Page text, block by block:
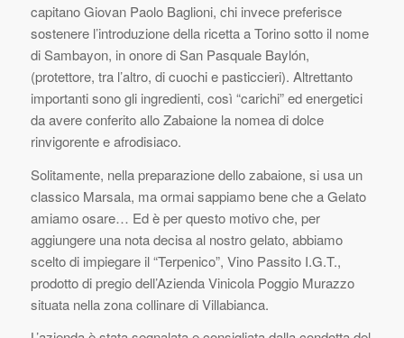
capitano Giovan Paolo Baglioni, chi invece preferisce
sostenere l’introduzione della ricetta a Torino sotto il nome
di Sambayon, in onore di San Pasquale Baylón,
(protettore, tra l’altro, di cuochi e pasticcieri). Altrettanto
importanti sono gli ingredienti, così “carichi” ed energetici
da avere conferito allo Zabaione la nomea di dolce
rinvigorente e afrodisiaco.
Solitamente, nella preparazione dello zabaione, si usa un
classico Marsala, ma ormai sappiamo bene che a Gelato
amiamo osare… Ed è per questo motivo che, per
aggiungere una nota decisa al nostro gelato, abbiamo
scelto di impiegare il “Terpenico”, Vino Passito I.G.T.,
prodotto di pregio dell’Azienda Vinicola Poggio Murazzo
situata nella zona collinare di Villabianca.